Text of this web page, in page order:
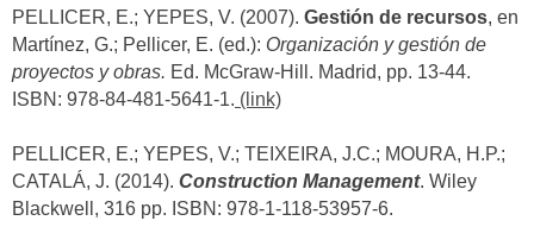
PELLICER, E.; YEPES, V. (2007). Gestión de recursos, en
Martínez, G.; Pellicer, E. (ed.): Organización y gestión de
proyectos y obras. Ed. McGraw-Hill. Madrid, pp. 13-44.
ISBN: 978-84-481-5641-1. (link)
PELLICER, E.; YEPES, V.; TEIXEIRA, J.C.; MOURA, H.P.;
CATALÁ, J. (2014). Construction Management. Wiley
Blackwell, 316 pp. ISBN: 978-1-118-53957-6.